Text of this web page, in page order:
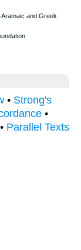
• Strong's
•
• Parallel Texts